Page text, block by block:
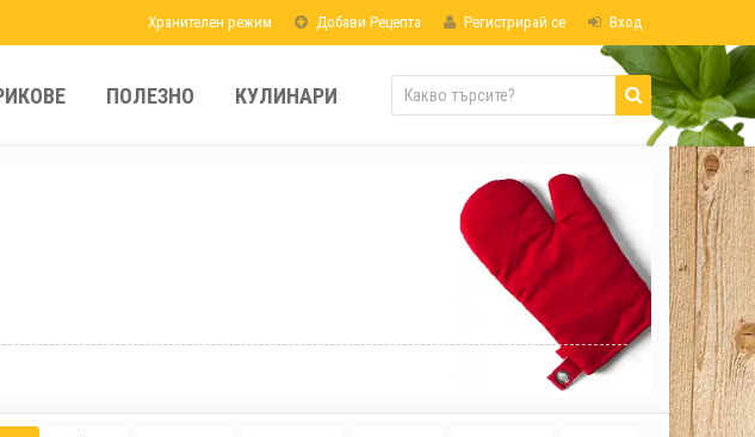
Хранителен режим Добави Рецепта Регистрирай се Вход
ПОЛЕЗНО КУЛИНАРИ